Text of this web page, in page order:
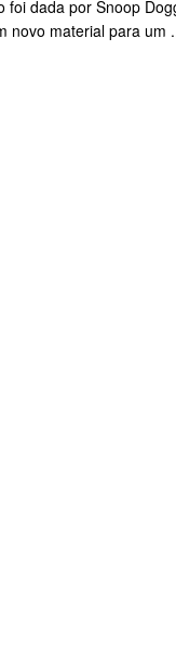
foi dada por Snoop
novo material para um